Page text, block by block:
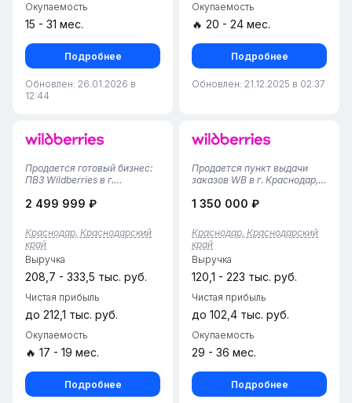
Окупаемость
15 - 31 мес.
Подробнее
Обновлен: 26.01.2026 в
12:44
Окупаемость
🔥 20 - 24 мес.
Подробнее
Обновлен: 21.12.2025 в 02:37
Продается готовый бизнес:
ПВЗ Wildberries в г.
полностью готовый,
бизнес-объект — пункт
выдачи заказов
Wildberries.Площадь — 40
кв. м: просторная
клиентска...
2 499 999 ₽
Краснодар, Краснодарский
край
Выручка
208,7 - 333,5 тыс. руб.
Чистая прибыль
до 212,1 тыс. руб.
Окупаемость
🔥 17 - 19 мес.
Подробнее
Продается пункт выдачи
заказов WB в г. Краснодар,
Площадь помещения — 42
зоной выдачи и складским
пространством.• Пункт
работает с 2024 года,
финансовая ста...
1 350 000 ₽
Краснодар, Краснодарский
край
Выручка
120,1 - 223 тыс. руб.
Чистая прибыль
до 102,4 тыс. руб.
Окупаемость
29 - 36 мес.
Подробнее